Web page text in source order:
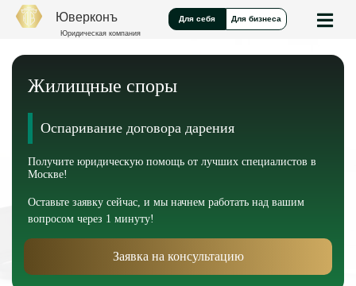
Юверконъ
Юридическая компания
Для себя Для бизнеса
Жилищные споры
Оспаривание договора дарения
Получите юридическую помощь от лучших специалистов в
Москве!
Оставьте заявку сейчас, и мы начнем работать над вашим
вопросом через 1 минуту!
Заявка на консультацию